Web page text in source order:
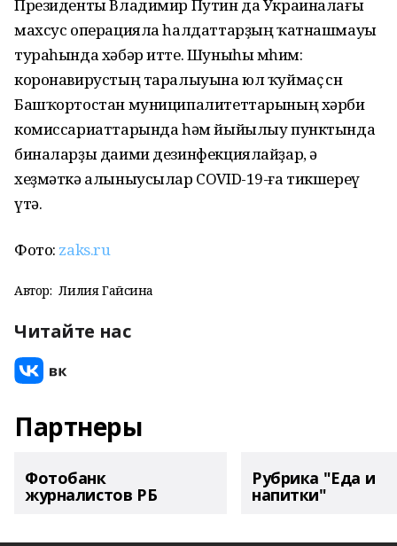
Президенты Владимир Путин да Украиналағы
махсус операцияла һалдаттарҙың ҡатнашмауы
тураһында хәбәр итте. Шуныһы мөһим:
коронавирустың таралыуына юл ҡуймаҫ өсөн
Башҡортостан муниципалитеттарының хәрби
комиссариаттарында һәм йыйылыу пунктында
биналарҙы даими дезинфекциялайҙар, ә
хеҙмәткә алыныусылар COVID-19-ға тикшереү
үтә.
Фото: zaks.ru
Автор: Лилия Гайсина
Читайте нас
Партнеры
Фотобанк
журналистов РБ
Рубрика "Еда и
напитки"